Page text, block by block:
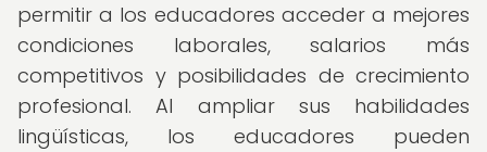
permitir a los educadores acceder a mejores
condiciones laborales, salarios más
competitivos y posibilidades de crecimiento
profesional. Al ampliar sus habilidades
lingüísticas, los educadores pueden